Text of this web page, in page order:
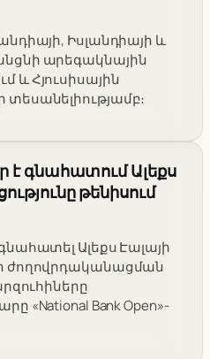
Իսլանդիայի և
արեգակնային
և Հյուսիսային
է գնահատում Ալեքս
թենիսում
Ալեքս Էալայի
ժողովրդականացման
«National Bank Open»-